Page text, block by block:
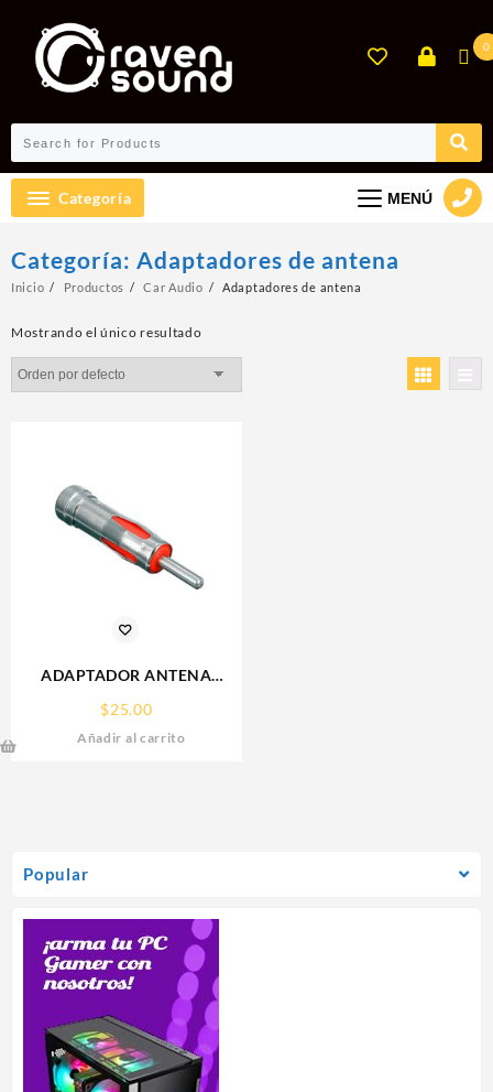
contenido
0
Categoría MENÚ
Popular
Categoría: Adaptadores de antena
Inicio Productos Car Audio Adaptadores de antena
Mostrando el único resultado
ADAPTADOR ANTENA
VOLKSWAGEN – EUROPEO
$25.00
Añadir al carrito